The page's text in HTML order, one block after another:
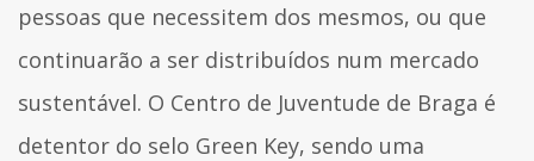
pessoas que necessitem dos mesmos, ou que
continuarão a ser distribuídos num mercado
sustentável. O Centro de Juventude de Braga é
detentor do selo Green Key, sendo uma